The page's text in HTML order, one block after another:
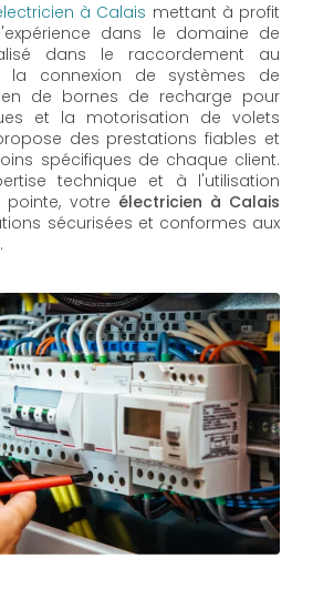
à Calais mettant à profit
dans le domaine de
dans le raccordement au
la connexion de systèmes de
de bornes de recharge pour
et la motorisation de volets
des prestations fiables et
spécifiques de chaque client.
technique et à l'utilisation
votre électricien à Calais
sécurisées et conformes aux